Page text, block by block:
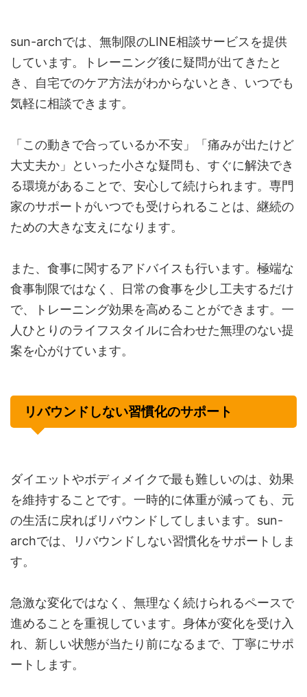
sun-archでは、無制限のLINE相談サービスを提供
しています。トレーニング後に疑問が出てきたと
き、自宅でのケア方法がわからないとき、いつでも
気軽に相談できます。
「この動きで合っているか不安」「痛みが出たけど
大丈夫か」といった小さな疑問も、すぐに解決でき
る環境があることで、安心して続けられます。専門
家のサポートがいつでも受けられることは、継続の
ための大きな支えになります。
また、食事に関するアドバイスも行います。極端な
食事制限ではなく、日常の食事を少し工夫するだけ
で、トレーニング効果を高めることができます。一
人ひとりのライフスタイルに合わせた無理のない提
案を心がけています。
リバウンドしない習慣化のサポート
ダイエットやボディメイクで最も難しいのは、効果
を維持することです。一時的に体重が減っても、元
の生活に戻ればリバウンドしてしまいます。sun-
archでは、リバウンドしない習慣化をサポートしま
す。
急激な変化ではなく、無理なく続けられるペースで
進めることを重視しています。身体が変化を受け入
れ、新しい状態が当たり前になるまで、丁寧にサポ
ートします。